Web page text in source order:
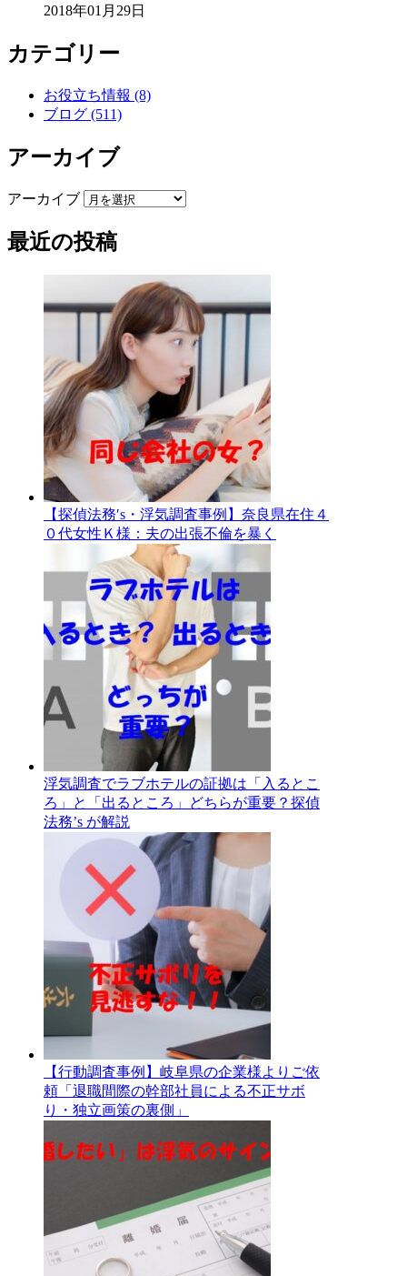
2018年01月29日
カテゴリー
お役立ち情報 (8)
ブログ (511)
アーカイブ
アーカイブ
最近の投稿
【探偵法務′s・浮気調査事例】奈良県在住４
０代女性Ｋ様：夫の出張不倫を暴く
浮気調査でラブホテルの証拠は「入るとこ
ろ」と「出るところ」どちらが重要？探偵
法務’s が解説
【行動調査事例】岐阜県の企業様よりご依
頼「退職間際の幹部社員による不正サボ
り・独立画策の裏側」